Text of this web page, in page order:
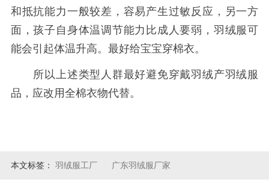
和抵抗能力一般较差，容易产生过敏反应，另一方
面，孩子自身体温调节能力比成人要弱，羽绒服可
能会引起体温升高。最好给宝宝穿棉衣。
所以上述类型人群最好避免穿戴羽绒产羽绒服
品，应改用全棉衣物代替。
本文标签： 羽绒服工厂 广东羽绒服厂家